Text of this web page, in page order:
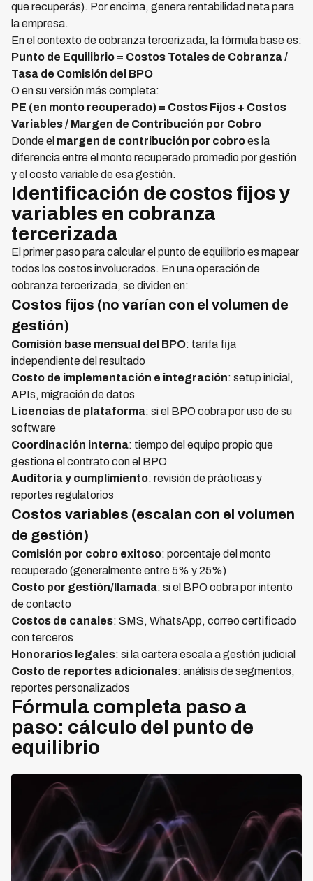
que recuperás). Por encima, genera rentabilidad neta para
la empresa.
En el contexto de cobranza tercerizada, la fórmula base es:
Punto de Equilibrio = Costos Totales de Cobranza /
Tasa de Comisión del BPO
O en su versión más completa:
PE (en monto recuperado) = Costos Fijos + Costos
Variables / Margen de Contribución por Cobro
Donde el margen de contribución por cobroes la
diferencia entre el monto recuperado promedio por gestión
y el costo variable de esa gestión.
Identificación de costos fijos y
variables en cobranza
tercerizada
El primer paso para calcular el punto de equilibrio es mapear
todos los costos involucrados. En una operación de
cobranza tercerizada, se dividen en:
Costos fijos (no varían con el volumen de
gestión)
Comisión base mensual del BPO: tarifa fija
independiente del resultado
Costo de implementación e integración: setup inicial,
APIs, migración de datos
Licencias de plataforma: si el BPO cobra por uso de su
software
Coordinación interna: tiempo del equipo propio que
gestiona el contrato con el BPO
Auditoría y cumplimiento: revisión de prácticas y
reportes regulatorios
Costos variables (escalan con el volumen
de gestión)
Comisión por cobro exitoso: porcentaje del monto
recuperado (generalmente entre 5% y 25%)
Costo por gestión/llamada: si el BPO cobra por intento
de contacto
Costos de canales: SMS, WhatsApp, correo certificado
con terceros
Honorarios legales: si la cartera escala a gestión judicial
Costo de reportes adicionales: análisis de segmentos,
reportes personalizados
Fórmula completa paso a
paso: cálculo del punto de
equilibrio